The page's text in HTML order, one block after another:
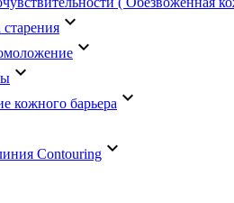
keyboard_arrow_down
keyboard_arrow_down
keyboard_arrow_down
кожного барьера keyboard_arrow_down
Contouring keyboard_arrow_down